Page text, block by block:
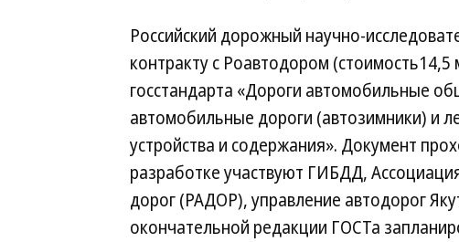
Российский дорожный научно-
контракту с Роавтодором
госстандарта «Дороги автомобильные
автомобильные дороги (автозимники) и
устройства и содержания». Документ
разработке участвуют ГИБДД,
дорог (РАДОР), управление автодорог
окончательной редакции ГОСТа